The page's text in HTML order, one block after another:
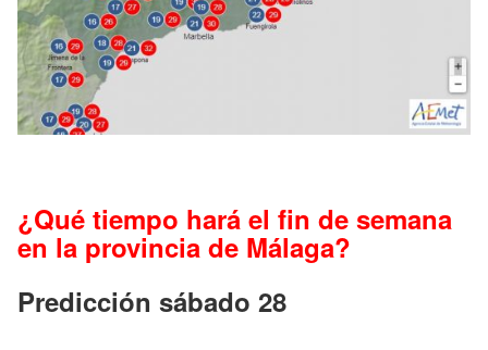
¿Qué tiempo hará el fin de semana
en la provincia de Málaga?
Predicción sábado 28